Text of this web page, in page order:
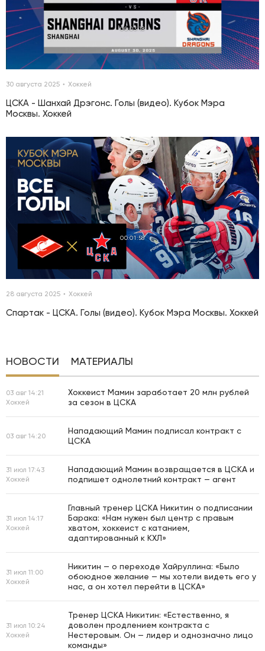
00:03:18
30 августа 2025 Хоккей
ЦСКА - Шанхай Дрэгонс. Голы (видео). Кубок Мэра
Москвы. Хоккей
00:01:58
28 августа 2025 Хоккей
Спартак - ЦСКА. Голы (видео). Кубок Мэра Москвы. Хоккей
НОВОСТИ МАТЕРИАЛЫ
03 авг 14:21
Хоккей
Хоккеист Мамин заработает 20 млн рублей
за сезон в ЦСКА
03 авг 14:20
Нападающий Мамин подписал контракт с
ЦСКА
31 июл 17:43
Хоккей
Нападающий Мамин возвращается в ЦСКА и
подпишет однолетний контракт — агент
31 июл 14:17
Хоккей
Главный тренер ЦСКА Никитин о подписании
Барака: «Нам нужен был центр с правым
хватом, хоккеист с катанием,
адаптированный к КХЛ»
31 июл 11:00
Хоккей
Никитин — о переходе Хайруллина: «Было
обоюдное желание — мы хотели видеть его у
нас, а он хотел перейти в ЦСКА»
31 июл 10:24
Хоккей
Тренер ЦСКА Никитин: «Естественно, я
доволен продлением контракта с
Нестеровым. Он — лидер и однозначно лицо
команды»